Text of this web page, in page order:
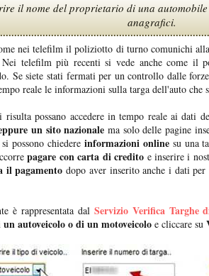
il nome del proprietario di una
anagrafici.
nei telefilm il poliziotto di turno comunichi alla
telefilm più recenti si vede anche come il
Se siete stati fermati per un controllo dalle
reale le informazioni sulla targa dell'auto che
possano accedere in tempo reale ai dati
un sito nazionale ma solo delle pagine
possono chiedere informazioni onlinesu una
pagare con carta di credito e inserire i
il pagamento dopo aver inserito anche i dati
è rappresentata dal Servizio Verifica Targhe
autoveicolo o di un motoveicolo e cliccare su